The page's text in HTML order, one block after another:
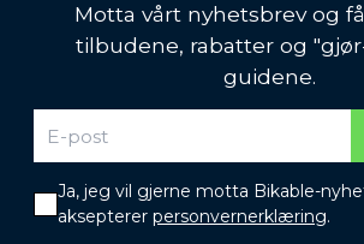
Motta vårt nyhetsbrev og
tilbudene, rabatter og
guidene.
Ja, jeg vil gjerne motta Bikable-
aksepterer personvernerklæring.